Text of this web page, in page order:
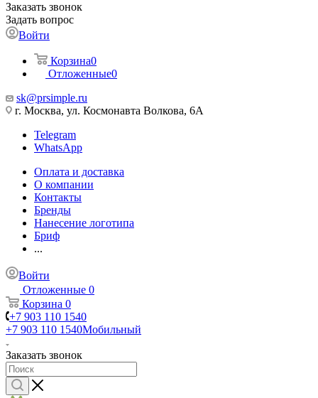
Заказать звонок
Задать вопрос
Войти
Корзина0
Отложенные0
sk@prsimple.ru
г. Москва, ул. Космонавта Волкова, 6А
Telegram
WhatsApp
Оплата и доставка
О компании
Контакты
Бренды
Нанесение логотипа
Бриф
...
Войти
Отложенные 0
Корзина 0
+7 903 110 1540
+7 903 110 1540Мобильный
Заказать звонок